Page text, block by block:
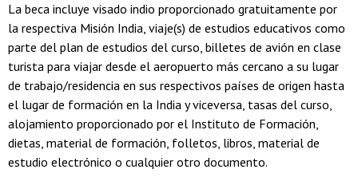
La beca incluye visado indio proporcionado gratuitamente por
la respectiva Misión India, viaje(s) de estudios educativos como
parte del plan de estudios del curso, billetes de avión en clase
turista para viajar desde el aeropuerto más cercano a su lugar
de trabajo/residencia en sus respectivos países de origen hasta
el lugar de formación en la India y viceversa, tasas del curso,
alojamiento proporcionado por el Instituto de Formación,
dietas, material de formación, folletos, libros, material de
estudio electrónico o cualquier otro documento.